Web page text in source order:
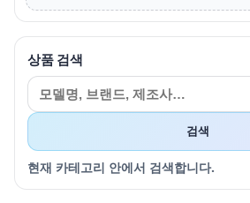
상품 검색
검색
현재 카테고리 안에서 검색합니다.